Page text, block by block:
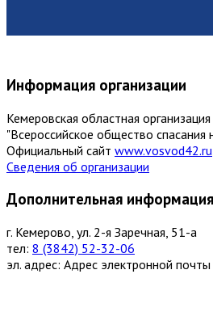
Информация организации
Кемеровская областная
"Всероссийское общество спасания
Официальный сайт www.vosvod42.ru
Сведения об организации
Дополнительная информация
г. Кемерово, ул. 2-я Заречная, 51-а
тел: 8 (3842) 52-32-06
эл. адрес: Адрес электронной